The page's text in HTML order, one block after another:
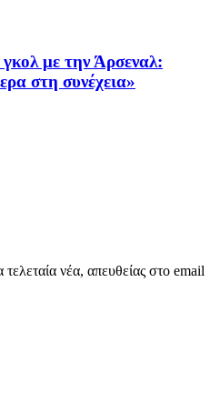
με την Άρσεναλ:
στη συνέχεια»
νέα, απευθείας στο email